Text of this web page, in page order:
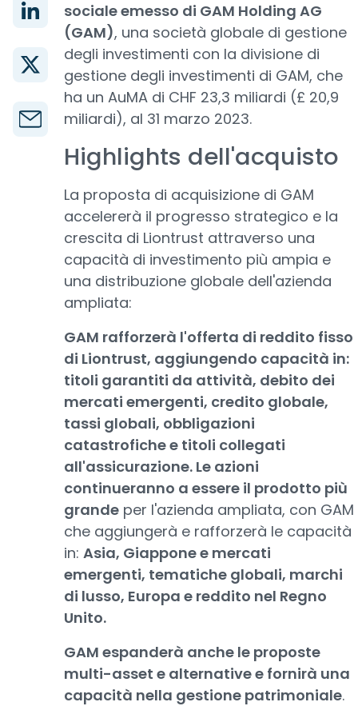
sociale emesso di GAM Holding AG
(GAM), una società globale di gestione
degli investimenti con la divisione di
gestione degli investimenti di GAM, che
ha un AuMA di CHF 23,3 miliardi (£ 20,9
miliardi), al 31 marzo 2023.
Highlights dell'acquisto
La proposta di acquisizione di GAM
accelererà il progresso strategico e la
crescita di Liontrust attraverso una
capacità di investimento più ampia e
una distribuzione globale dell'azienda
ampliata:
GAM rafforzerà l'offerta di reddito fisso
di Liontrust, aggiungendo capacità in:
titoli garantiti da attività, debito dei
mercati emergenti, credito globale,
tassi globali, obbligazioni
catastrofiche e titoli collegati
all'assicurazione. Le azioni
continueranno a essere il prodotto più
grande per l'azienda ampliata, con GAM
che aggiungerà e rafforzerà le capacità
in: Asia, Giappone e mercati
emergenti, tematiche globali, marchi
di lusso, Europa e reddito nel Regno
Unito.
GAM espanderà anche le proposte
multi-asset e alternative e fornirà una
capacità nella gestione patrimoniale.